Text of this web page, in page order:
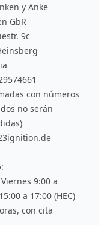
y Anke
GbR
9c
con números
no serán
:
9:00 a
a 17:00 (HEC)
con cita